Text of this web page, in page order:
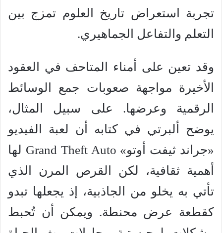
تجربة استعراض تاريخ العلوم تمزج بين
التعلم والتفاعل الجماهيري.
وقد تعين على أمناء المتاحف في العقود
الأخيرة مواجهة صعوبات جمع الوسائط
الرقمية وعرضها. على سبيل المثال،
يوضح ألبرتي في كتابه أن لعبة الفيديو
«جراند ثيفت أوتو» Grand Theft Auto لها
أهمية ثقافية، لكن القرص المرن الذي
تأتي به يخلو من الجاذبية، إذ يجعلها تبدو
كقطعة عرض محنطة. ويمكن أن تُحبط